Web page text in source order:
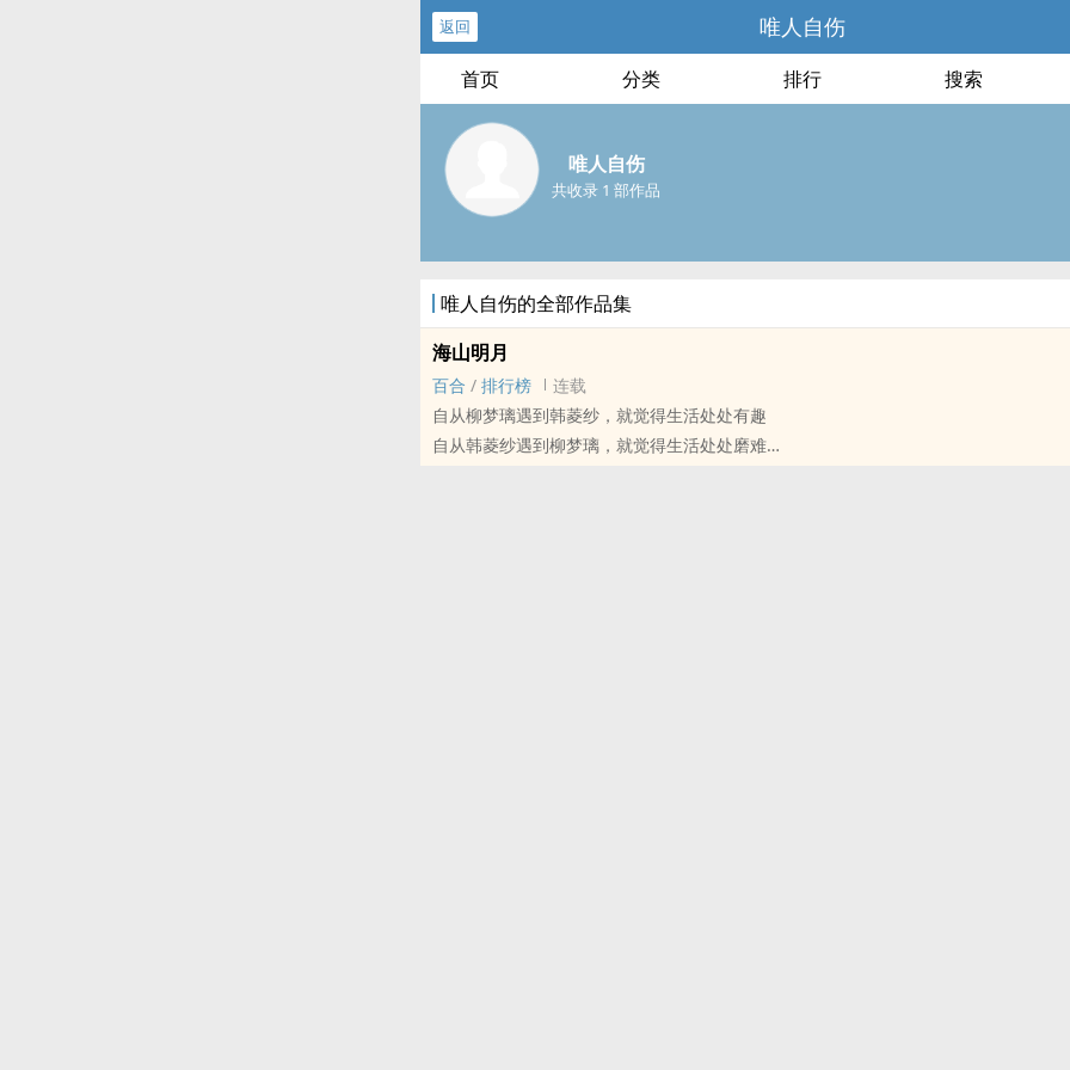
返回 唯人自伤
首页 分类 排行 搜索
唯人自伤
共收录 1 部作品
唯人自伤的全部作品集
海山明月
百合 / 排行榜
连载
自从柳梦璃遇到韩菱纱，就觉得生活处处有趣
自从韩菱纱遇到柳梦璃，就觉得生活处处磨难